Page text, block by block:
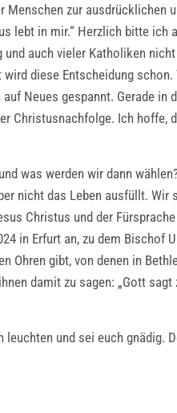
zur
in mir.“ Herzlich bitte ich
auch vieler Katholiken
diese Entscheidung
Neues gespannt. Gerade in
Christusnachfolge. Ich
was werden wir dann
nicht das Leben ausfüllt.
Christus und der
in Erfurt an, zu dem Bischof
Ohren gibt, von denen in
damit zu sagen: „Gott
und sei euch gnädig.